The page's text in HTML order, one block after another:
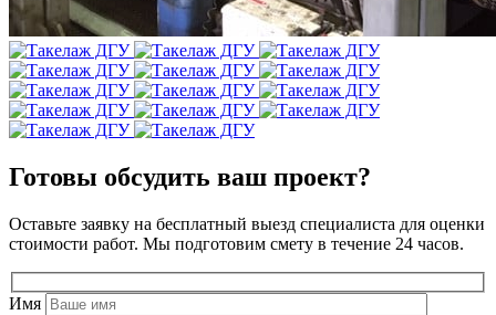
Готовы обсудить ваш проект?
Оставьте заявку на бесплатный выезд специалиста для оценки
стоимости работ. Мы подготовим смету в течение 24 часов.
Имя